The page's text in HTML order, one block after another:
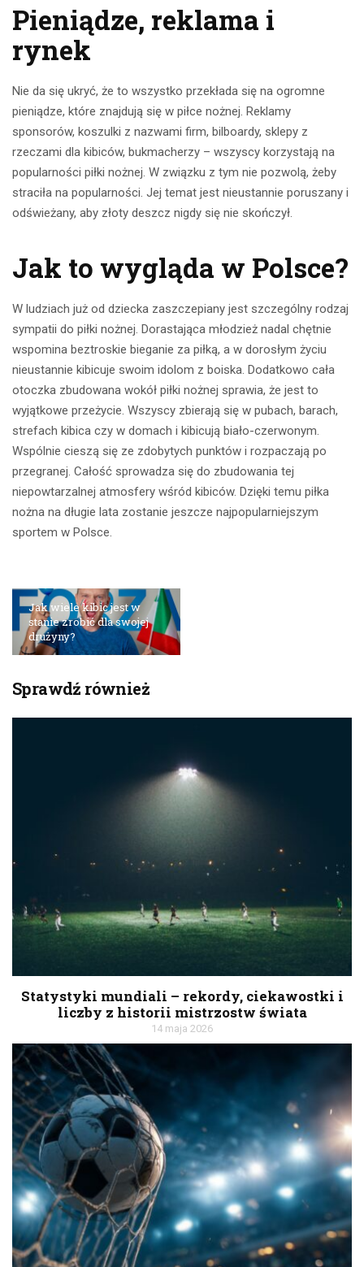
Pieniądze, reklama i
rynek
Nie da się ukryć, że to wszystko przekłada się na ogromne
pieniądze, które znajdują się w piłce nożnej. Reklamy
sponsorów, koszulki z nazwami firm, bilboardy, sklepy z
rzeczami dla kibiców, bukmacherzy – wszyscy korzystają na
popularności piłki nożnej. W związku z tym nie pozwolą, żeby
straciła na popularności. Jej temat jest nieustannie poruszany i
odświeżany, aby złoty deszcz nigdy się nie skończył.
Jak to wygląda w Polsce?
W ludziach już od dziecka zaszczepiany jest szczególny rodzaj
sympatii do piłki nożnej. Dorastająca młodzież nadal chętnie
wspomina beztroskie bieganie za piłką, a w dorosłym życiu
nieustannie kibicuje swoim idolom z boiska. Dodatkowo cała
otoczka zbudowana wokół piłki nożnej sprawia, że jest to
wyjątkowe przeżycie. Wszyscy zbierają się w pubach, barach,
strefach kibica czy w domach i kibicują biało-czerwonym.
Wspólnie cieszą się ze zdobytych punktów i rozpaczają po
przegranej. Całość sprowadza się do zbudowania tej
niepowtarzalnej atmosfery wśród kibiców. Dzięki temu piłka
nożna na długie lata zostanie jeszcze najpopularniejszym
sportem w Polsce.
Jak wiele kibic jest w
stanie zrobić dla swojej
drużyny?
Sprawdź również
Statystyki mundiali – rekordy, ciekawostki i
liczby z historii mistrzostw świata
14 maja 2026